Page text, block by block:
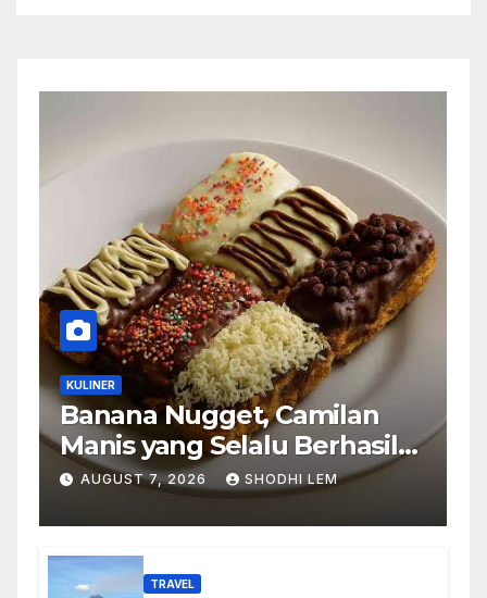
KULINER
Banana Nugget, Camilan
Manis yang Selalu Berhasil
Menghadirkan Kebahagiaan
AUGUST 7, 2026 SHODHI LEM
TRAVEL